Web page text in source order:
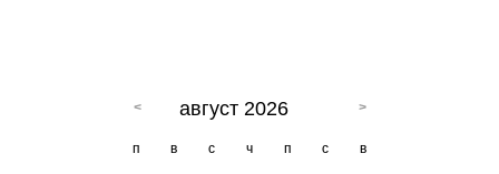
август 2026
п в с ч п с в